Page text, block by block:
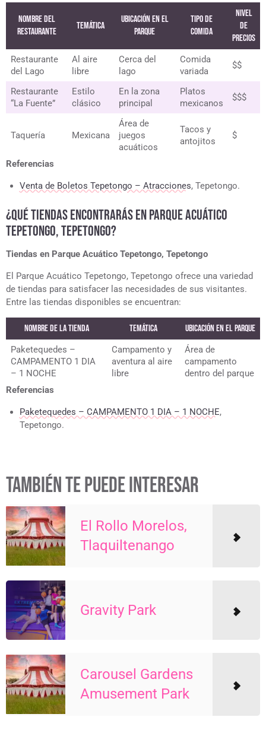
Nombre del
Restaurante
Temática
Ubicación en el
Parque
Tipo de
Comida
Nivel
de
precios
Restaurante
del Lago
Al aire
libre
Cerca del
lago
Comida
variada
$$
Restaurante
“La Fuente”
Estilo
clásico
En la zona
principal
Platos
mexicanos
$$$
Taquería Mexicana
Área de
juegos
acuáticos
Tacos y
antojitos
$
Referencias
Venta de Boletos Tepetongo – Atracciones, Tepetongo.
¿QUÉ TIENDAS ENCONTRARÁS EN PARQUE ACUÁTICO
TEPETONGO, TEPETONGO?
Tiendas en Parque Acuático Tepetongo, Tepetongo
El Parque Acuático Tepetongo, Tepetongo ofrece una variedad
de tiendas para satisfacer las necesidades de sus visitantes.
Entre las tiendas disponibles se encuentran:
Nombre de la tienda Temática Ubicación en el Parque
Paketequedes –
CAMPAMENTO 1 DIA
– 1 NOCHE
Campamento y
aventura al aire
libre
Área de
campamento
dentro del parque
Referencias
Paketequedes – CAMPAMENTO 1 DIA – 1 NOCHE,
Tepetongo.
TAMBIÉN TE PUEDE INTERESAR
El Rollo Morelos,
Tlaquiltenango
Gravity Park
Carousel Gardens
Amusement Park